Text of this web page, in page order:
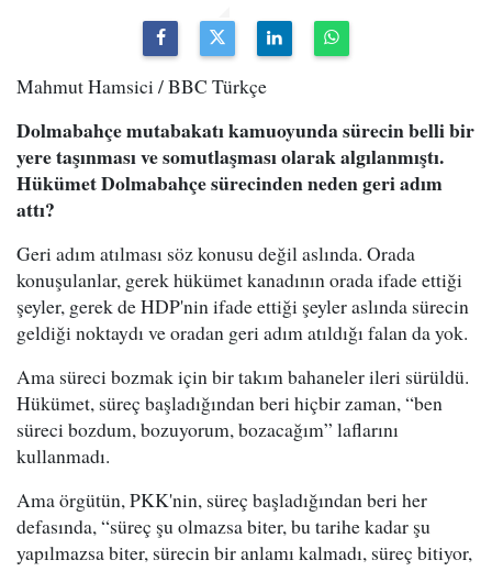
Mahmut Hamsici / BBC Türkçe
Dolmabahçe mutabakatı kamuoyunda sürecin belli bir
yere taşınması ve somutlaşması olarak algılanmıştı.
Hükümet Dolmabahçe sürecinden neden geri adım
attı?
Geri adım atılması söz konusu değil aslında. Orada
konuşulanlar, gerek hükümet kanadının orada ifade ettiği
şeyler, gerek de HDP'nin ifade ettiği şeyler aslında sürecin
geldiği noktaydı ve oradan geri adım atıldığı falan da yok.
Ama süreci bozmak için bir takım bahaneler ileri sürüldü.
Hükümet, süreç başladığından beri hiçbir zaman, “ben
süreci bozdum, bozuyorum, bozacağım” laflarını
kullanmadı.
Ama örgütün, PKK'nin, süreç başladığından beri her
defasında, “süreç şu olmazsa biter, bu tarihe kadar şu
yapılmazsa biter, sürecin bir anlamı kalmadı, süreç bitiyor,